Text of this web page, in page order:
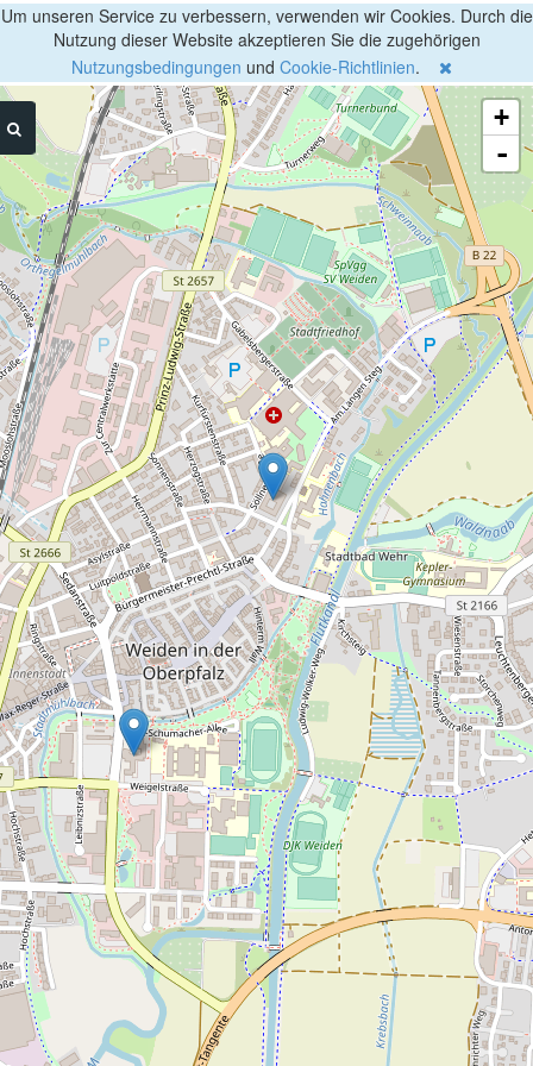
Um unseren Service zu verbessern, verwenden wir Cookies. Durch die
Nutzung dieser Website akzeptieren Sie die zugehörigen
Nutzungsbedingungen und Cookie-Richtlinien.
+
-